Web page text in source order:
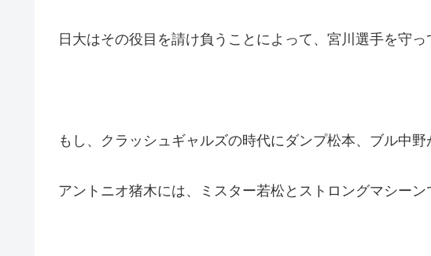
日大はその役目を請け負うことによって、宮川選手を守っ
もし、クラッシュギャルズの時代にダンプ松本、ブル中
アントニオ猪木には、ミスター若松とストロングマシーン